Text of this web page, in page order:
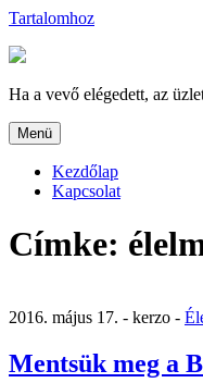
Tartalomhoz
Ha a vevő elégedett, az
Menü
Kezdőlap
Kapcsolat
Címke:
2016. május 17. - kerzo -
Mentsük meg a